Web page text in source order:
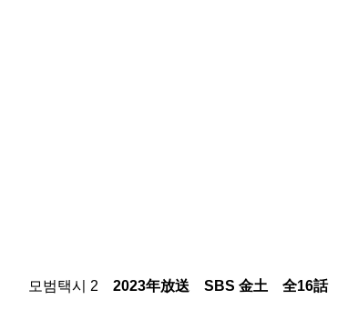
모범택시 2 2023年放送 SBS 金土 全16話